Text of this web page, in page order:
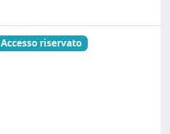
Accesso riservato